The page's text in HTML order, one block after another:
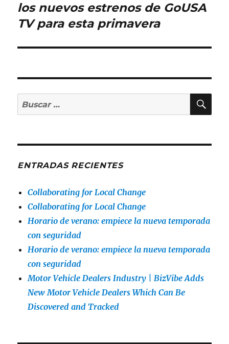
los nuevos estrenos de GoUSA
TV para esta primavera
Buscar
por:
ENTRADAS RECIENTES
Collaborating for Local Change
Collaborating for Local Change
Horario de verano: empiece la nueva temporada
con seguridad
Horario de verano: empiece la nueva temporada
con seguridad
Motor Vehicle Dealers Industry | BizVibe Adds
New Motor Vehicle Dealers Which Can Be
Discovered and Tracked